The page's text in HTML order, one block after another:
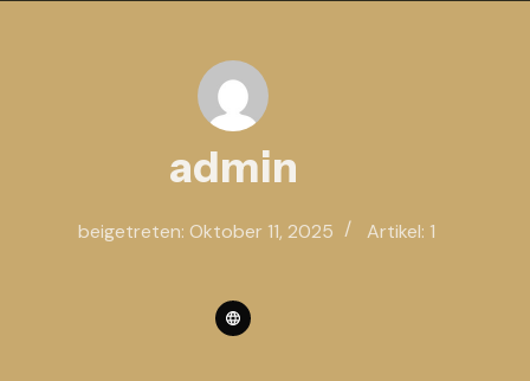
admin
beigetreten: Oktober 11, 2025 Artikel: 1